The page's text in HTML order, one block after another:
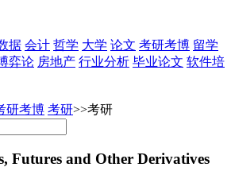
据 会计 哲学 大学 论文 考研考博 留学
弈论 房地产 行业分析 毕业论文 软件培
研考博 考研>>考研
Futures and Other Derivatives